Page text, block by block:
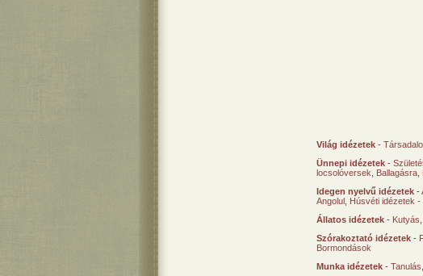
Világ idézetek -
Ünnepi idézetek -
locsolóversek
Ballagásra
Idegen nyelvű idézetek -
Angolul Húsvéti idézetek -
Állatos idézetek - Kutyás
Szórakoztató idézetek -
Bormondások
Munka idézetek -